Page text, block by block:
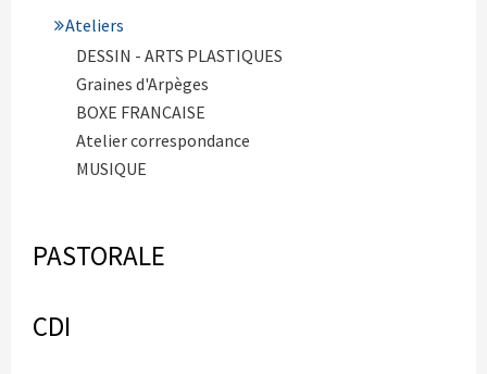
Ateliers
DESSIN - ARTS PLASTIQUES
Graines d'Arpèges
BOXE FRANCAISE
Atelier correspondance
MUSIQUE
PASTORALE
CDI